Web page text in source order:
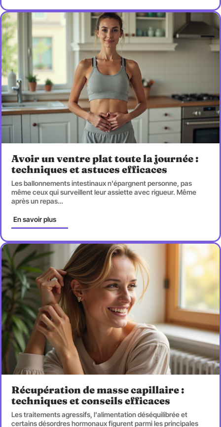
Avoir un ventre plat toute la journée :
techniques et astuces efficaces
Les ballonnements intestinaux n'épargnent personne, pas
même ceux qui surveillent leur assiette avec rigueur. Même
après un repas…
En savoir plus
Récupération de masse capillaire :
techniques et conseils efficaces
Les traitements agressifs, l'alimentation déséquilibrée et
certains désordres hormonaux figurent parmi les principales